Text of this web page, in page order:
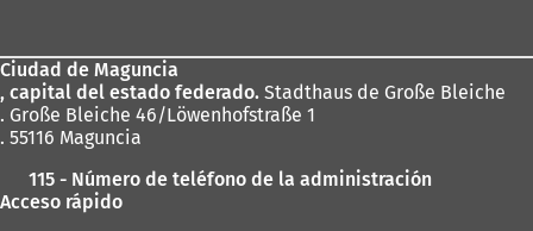
pies
Ciudad de Maguncia
, capital del estado federado. Stadthaus de Große Bleiche
. Große Bleiche 46/Löwenhofstraße 1
. 55116 Maguncia
115 - Número de teléfono de la administración
Acceso rápido